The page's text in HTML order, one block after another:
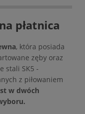
płatnica
, która posiada
zęby oraz
stali SK5 -
z piłowaniem
w dwóch